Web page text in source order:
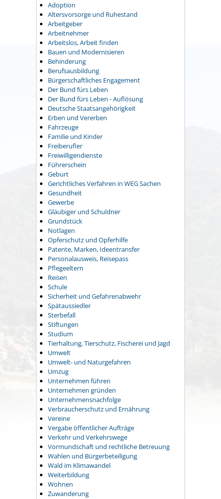
Adoption
Altersvorsorge und Ruhestand
Arbeitgeber
Arbeitnehmer
Arbeitslos, Arbeit finden
Bauen und Modernisieren
Behinderung
Berufsausbildung
Bürgerschaftliches Engagement
Der Bund fürs Leben
Der Bund fürs Leben - Auflösung
Deutsche Staatsangehörigkeit
Erben und Vererben
Fahrzeuge
Familie und Kinder
Freiberufler
Freiwilligendienste
Führerschein
Geburt
Gerichtliches Verfahren in WEG Sachen
Gesundheit
Gewerbe
Gläubiger und Schuldner
Grundstück
Notlagen
Opferschutz und Opferhilfe
Patente, Marken, Ideentransfer
Personalausweis, Reisepass
Pflegeeltern
Reisen
Schule
Sicherheit und Gefahrenabwehr
Spätaussiedler
Sterbefall
Stiftungen
Studium
Tierhaltung, Tierschutz, Fischerei und Jagd
Umwelt
Umwelt- und Naturgefahren
Umzug
Unternehmen führen
Unternehmen gründen
Unternehmensnachfolge
Verbraucherschutz und Ernährung
Vereine
Vergabe öffentlicher Aufträge
Verkehr und Verkehrswege
Vormundschaft und rechtliche Betreuung
Wahlen und Bürgerbeteiligung
Wald im Klimawandel
Weiterbildung
Wohnen
Zuwanderung